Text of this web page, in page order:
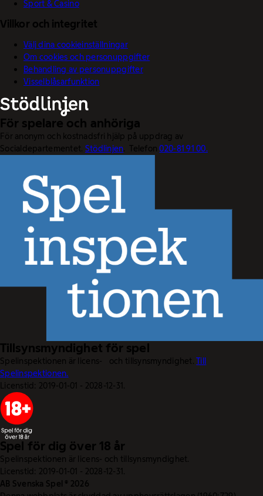
Sport & Casino
Villkor och integritet
Välj dina cookieinställningar
Om cookies och personuppgifter
Behandling av personuppgifter
Visselblåsarfunktion
För spelare och anhöriga
För anonym och kostnadsfri hjälp på uppdrag av
Socialdepartementet. Stödlinjen. Telefon020-81 91 00.
Tillsynsmyndighet för spel
Spelinspektionen är licens- och tillsynsmyndighet.Till
Spelinspektionen.
Licenstid: 2019-01-01 - 2028-12-31.
Spel för dig över 18 år
Spelinspektionen är licens- och tillsynsmyndighet.
Licenstid: 2019-01-01 - 2028-12-31.
AB Svenska Spel © 2026